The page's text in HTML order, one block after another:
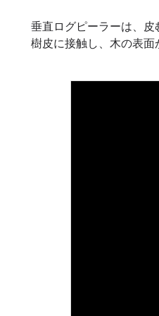
垂直ログピーラーは、
樹皮に接触し、木の表面